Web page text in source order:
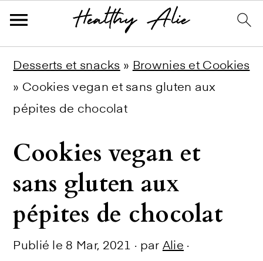
primary
main
primary
Desserts et snacks » Brownies et Cookies
» Cookies vegan et sans gluten aux
pépites de chocolat
Cookies vegan et
sans gluten aux
pépites de chocolat
Publié le 8 Mar, 2021 · par Alie ·